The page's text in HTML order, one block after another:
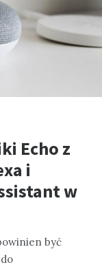
Echo z
i
w
być